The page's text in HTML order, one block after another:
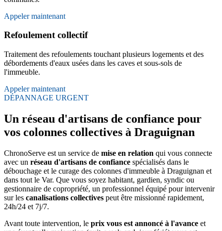
Appeler maintenant
Refoulement collectif
Traitement des refoulements touchant plusieurs logements et des
débordements d'eaux usées dans les caves et sous-sols de
l'immeuble.
Appeler maintenant
DÉPANNAGE URGENT
Un réseau d'artisans de confiance pour
vos colonnes collectives à Draguignan
ChronoServe est un service de mise en relation qui vous connecte
avec un réseau d'artisans de confiance spécialisés dans le
débouchage et le curage des colonnes d'immeuble à Draguignan et
dans tout le Var. Que vous soyez habitant, gardien, syndic ou
gestionnaire de copropriété, un professionnel équipé pour intervenir
sur les canalisations collectives peut être missionné rapidement,
24h/24 et 7j/7.
Avant toute intervention, le prix vous est annoncé à l'avance et